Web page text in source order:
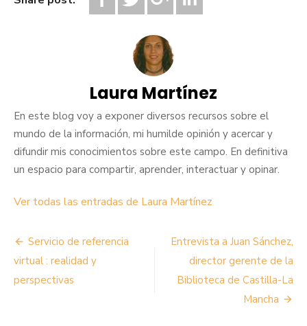
Laura Martínez
En este blog voy a exponer diversos recursos sobre el
mundo de la información, mi humilde opinión y acercar y
difundir mis conocimientos sobre este campo. En definitiva
un espacio para compartir, aprender, interactuar y opinar.
Ver todas las entradas de Laura Martínez
Navegación
de
entradas
Servicio de referencia
virtual : realidad y
perspectivas
Entrevista a Juan Sánchez,
director gerente de la
Biblioteca de Castilla-La
Mancha